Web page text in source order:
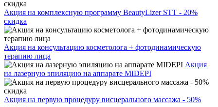
Акция на комплексную программу BeautyLizer STT - 20%
скидка
Акция на консультацию косметолога + фотодинамическую
терапию лица
Акция
на лазерную эпиляцию на аппарате MIDEPI
Акция на первую процедуру висцерального массажа - 50%